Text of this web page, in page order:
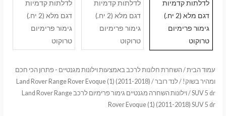
עמוד הבית/השחרת חלונות לרכב באמצעות וילונות מגנטיים - פתרון הכי חכם
ומהיר בשוק! /לנד רובר/
Land Rover Range Rover Evoque (1) (2011-2018)
SUV 5 dr
/ וילונות השחרה מגנטיים גימור פרימיום לרכב Land Rover Range
Rover Evoque (1) (2011-2018) SUV 5 dr